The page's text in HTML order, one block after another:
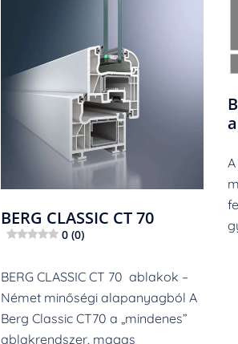
BERG CLASSIC CT 70
0 (0)
BERG CLASSIC CT 70 ablakok –
Német minőségi alapanyagból A
Berg Classic CT70 a „mindenes”
ablakrendszer, magas